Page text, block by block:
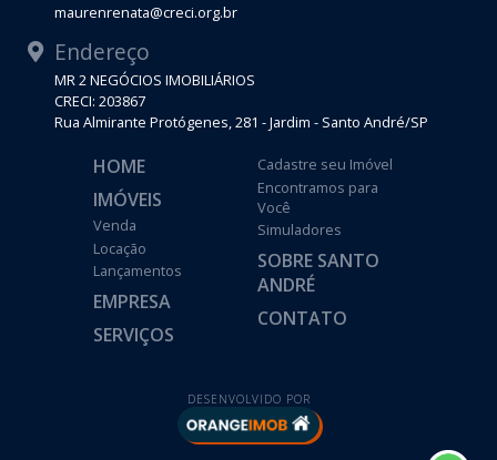
maurenrenata@creci.org.br
Endereço
MR 2 NEGÓCIOS IMOBILIÁRIOS
CRECI: 203867
Rua Almirante Protógenes, 281 - Jardim - Santo André/SP
HOME
IMÓVEIS
Venda
Locação
Lançamentos
EMPRESA
SERVIÇOS
Cadastre seu Imóvel
Encontramos para
Você
Simuladores
SOBRE SANTO
ANDRÉ
CONTATO
DESENVOLVIDO POR